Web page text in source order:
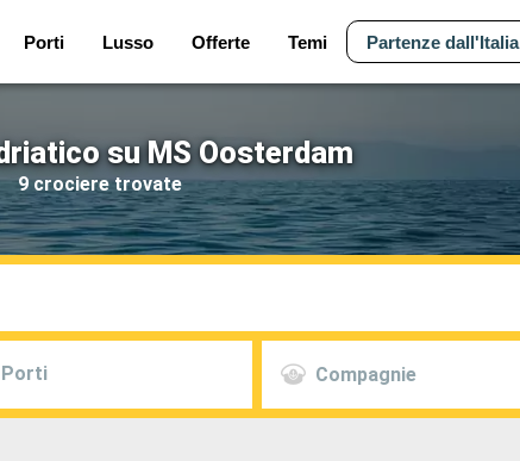
Porti Lusso Offerte Temi Partenze dall'Italia
su MS Oosterdam
9 crociere trovate
Porti Compagnie